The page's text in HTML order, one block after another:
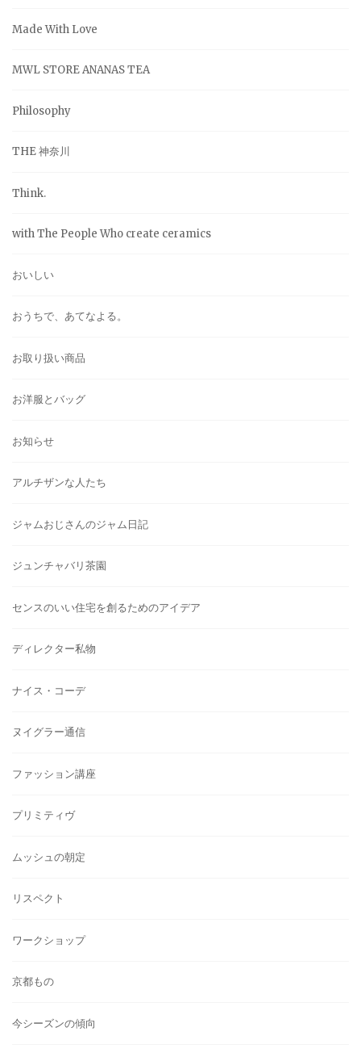
Made With Love
MWL STORE ANANAS TEA
Philosophy
THE 神奈川
Think.
with The People Who create ceramics
おいしい
おうちで、あてなよる。
お取り扱い商品
お洋服とバッグ
お知らせ
アルチザンな人たち
ジャムおじさんのジャム日記
ジュンチャバリ茶園
センスのいい住宅を創るためのアイデア
ディレクター私物
ナイス・コーデ
ヌイグラー通信
ファッション講座
プリミティヴ
ムッシュの朝定
リスペクト
ワークショップ
京都もの
今シーズンの傾向